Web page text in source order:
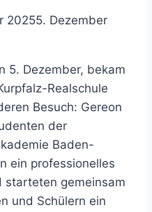
20255. Dezember
5. Dezember, bekam
Realschule
Besuch: Gereon
der
Baden-
ein professionelles
starteten gemeinsam
und Schülern ein